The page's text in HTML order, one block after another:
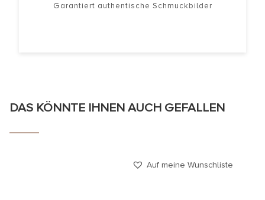
Garantiert authentische Schmuckbilder
DAS KÖNNTE IHNEN AUCH GEFALLEN
Auf meine Wunschliste